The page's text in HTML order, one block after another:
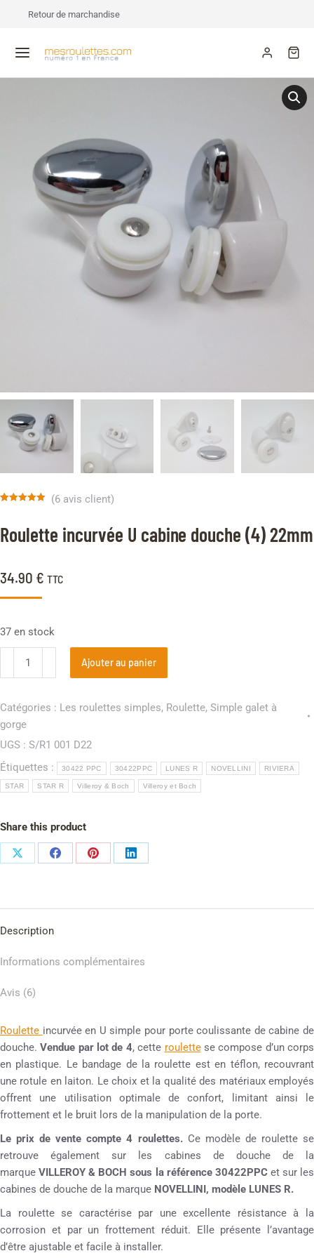
Retour de marchandise
Roulette incurvée U cabine douche (4) 22mm
34.90 € TTC
sur
notations
(6avis client)
37 en stock
Ajouter au panier
Catégories : Les roulettes simples, Roulette, Simple galet à
gorge
UGS : S/R1 001 D22
Étiquettes :
30422 PPC 30422PPC LUNES R NOVELLINI RIVIERA
STAR STAR R Villeroy & Boch Villeroy et Boch
Share this product
Description
Informations complémentaires
Avis (6)
Roulette incurvée en U simple pour porte coulissante de cabine de
douche.Vendue par lot de 4, cette roulettese compose d’un corps
en plastique. Le bandage de la roulette est en téflon, recouvrant
une rotule en laiton. Le choix et la qualité des matériaux employés
offrent une utilisation optimale de confort, limitant ainsi le
frottement et le bruit lors de la manipulation de la porte.
Le prix de vente compte 4 roulettes. Ce modèle de roulette se
retrouve également sur les cabines de douche de la
marque VILLEROY & BOCH sous la référence 30422PPC et sur les
cabines de douche de la marque NOVELLINI, modèle LUNES R.
La roulette se caractérise par une excellente résistance à la
corrosion et par un frottement réduit. Elle présente l’avantage
d’être ajustable et facile à installer.